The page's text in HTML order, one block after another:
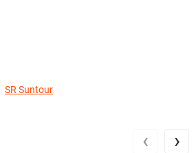
SR Suntour
‹ ›